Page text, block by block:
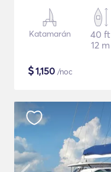
Katamarán
40 ft
12 m
$1,150 /noc